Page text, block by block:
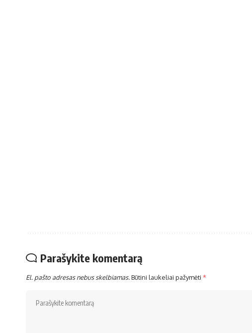
Parašykite komentarą
El. pašto adresas nebus skelbiamas.Būtini laukeliai pažymėti *